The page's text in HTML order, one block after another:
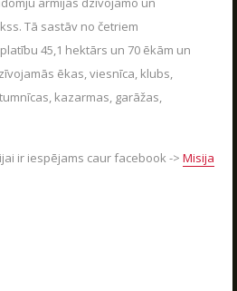
Tā sastāv no četriem
45,1 hektārs un 70 ēkām un
ēkas, viesnīca, klubs,
kazarmas, garāžas,
ir iespējams caur facebook -> Misija
Cenas
pasākumi
kartes
LASĪT